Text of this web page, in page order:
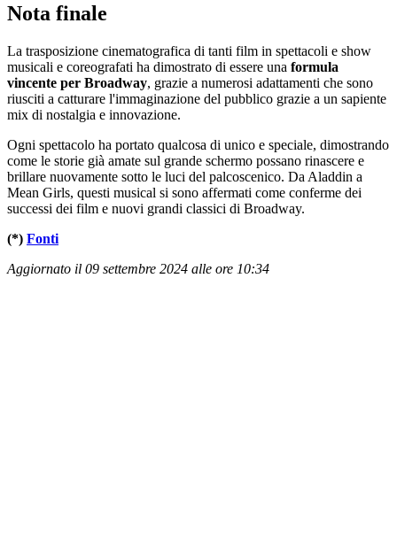
Nota finale
La trasposizione cinematografica di tanti film in spettacoli e show
musicali e coreografati ha dimostrato di essere una formula
vincente per Broadway, grazie a numerosi adattamenti che sono
riusciti a catturare l'immaginazione del pubblico grazie a un sapiente
mix di nostalgia e innovazione.
Ogni spettacolo ha portato qualcosa di unico e speciale, dimostrando
come le storie già amate sul grande schermo possano rinascere e
brillare nuovamente sotto le luci del palcoscenico. Da Aladdin a
Mean Girls, questi musical si sono affermati come conferme dei
successi dei film e nuovi grandi classici di Broadway.
(*) Fonti
Aggiornato il 09 settembre 2024 alle ore 10:34